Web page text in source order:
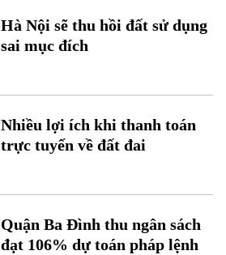
Hà Nội sẽ thu hồi đất sử dụng
sai mục đích
Nhiều lợi ích khi thanh toán
trực tuyến về đất đai
Quận Ba Đình thu ngân sách
đạt 106% dự toán pháp lệnh